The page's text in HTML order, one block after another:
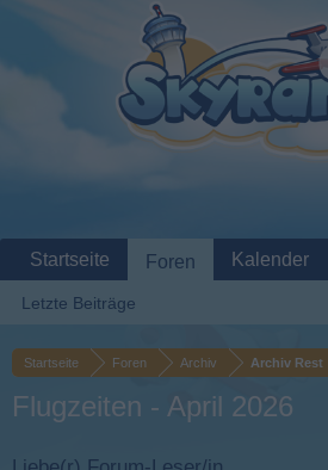
Startseite Foren Archiv Archiv Rest
Flugzeiten - April 2026
Startseite Foren
Letzte Beiträge
Kalender